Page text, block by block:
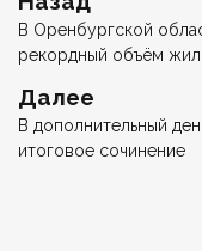
по
записям
запись
В Оренбургской
рекордный объём
Далее
Следующая
запись
В дополнительный
итоговое сочинение